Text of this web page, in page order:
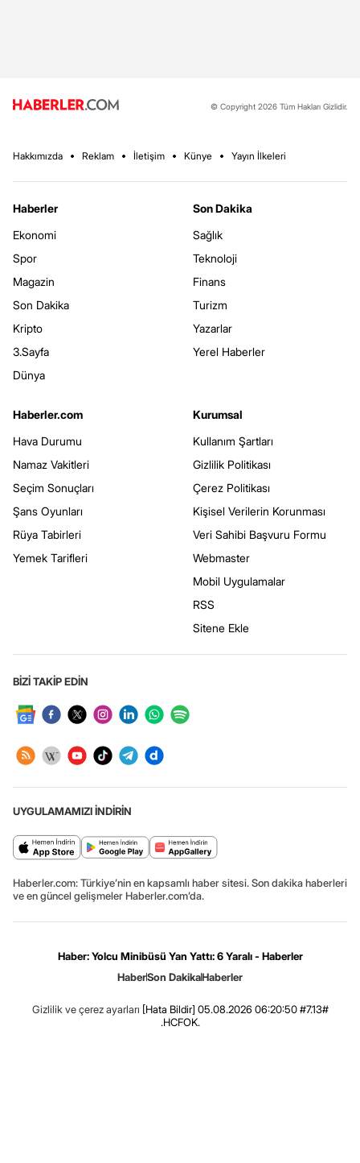
© Copyright 2026 Tüm Hakları Gizlidir.
Hakkımızda Reklam İletişim Künye Yayın İlkeleri
Haberler
Ekonomi
Spor
Magazin
Son Dakika
Kripto
3.Sayfa
Dünya
Son Dakika
Sağlık
Teknoloji
Finans
Turizm
Yazarlar
Yerel Haberler
Haberler.com
Hava Durumu
Namaz Vakitleri
Seçim Sonuçları
Şans Oyunları
Rüya Tabirleri
Yemek Tarifleri
Kurumsal
Kullanım Şartları
Gizlilik Politikası
Çerez Politikası
Kişisel Verilerin Korunması
Veri Sahibi Başvuru Formu
Webmaster
Mobil Uygulamalar
RSS
Sitene Ekle
BİZİ TAKİP EDİN
UYGULAMAMIZI İNDİRİN
Haberler.com: Türkiye’nin en kapsamlı haber sitesi. Son dakika haberleri
ve en güncel gelişmeler Haberler.com’da.
Haber: Yolcu Minibüsü Yan Yattı: 6 Yaralı - Haberler
HaberSon DakikaHaberler
Gizlilik ve çerez ayarları [Hata Bildir] 05.08.2026 06:20:50 #7.13#
.HCFOK.